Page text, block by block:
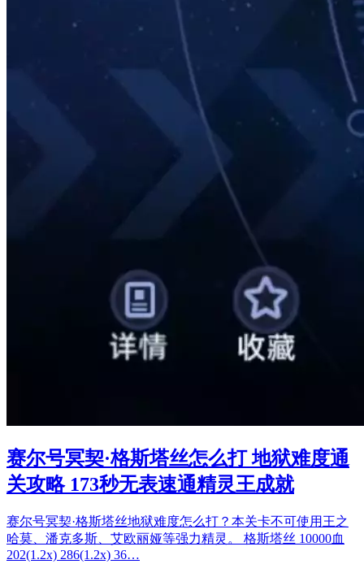
赛尔号冥契·格斯塔丝怎么打 地狱难度通
关攻略 173秒无表速通精灵王成就
赛尔号冥契·格斯塔丝地狱难度怎么打？本关卡不可使用王之
哈莫、潘克多斯、艾欧丽娅等强力精灵。 格斯塔丝 10000血
202(1.2x) 286(1.2x) 36…